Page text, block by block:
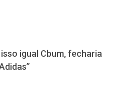
igual Cbum, fecharia